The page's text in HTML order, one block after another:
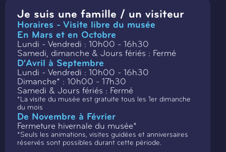
Je suis une famille / un visiteur
Horaires - Visite libre du musée
En Mars et en Octobre
Lundi - Vendredi : 10h00 - 16h30
Samedi, dimanche & Jours fériés : Fermé
D'Avril à Septembre
Lundi - Vendredi : 10h00 - 16h30
Dimanche* : 10h00 - 17h30
Samedi & Jours fériés : Fermé
*La visite du musée est gratuite tous les 1er dimanche
du mois
De Novembre à Février
Fermeture hivernale du musée*
*Seuls les animations, visites guidées et anniversaires
réservés sont possibles durant cette période.